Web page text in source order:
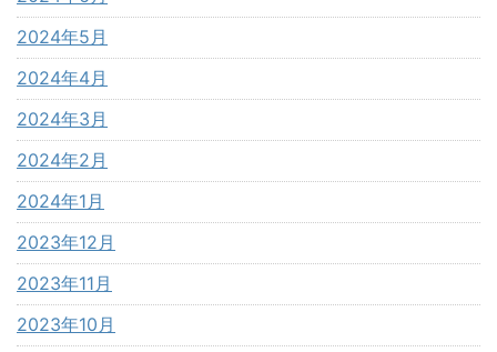
2024年5月
2024年4月
2024年3月
2024年2月
2024年1月
2023年12月
2023年11月
2023年10月